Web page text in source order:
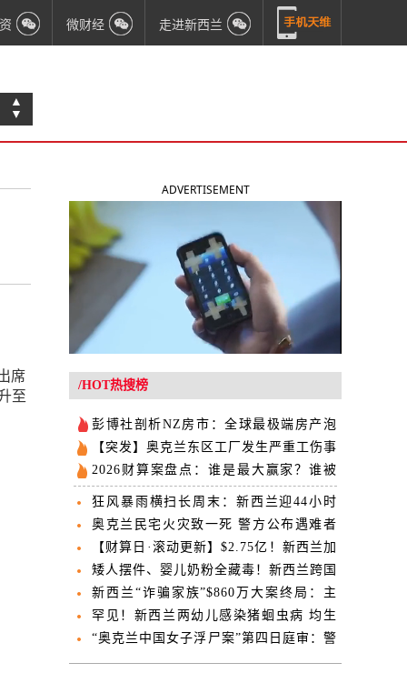
微财经 走进新西兰
▲
▼
席
至
ADVERTISEMENT
/HOT热搜榜
彭博社剖析NZ房市：全球最极端房产泡
沫破裂，正绑架整个国家经济
【突发】奥克兰东区工厂发生严重工伤事
故 导致一死一重伤
2026财算案盘点：谁是最大赢家？谁被
无情抛弃？
狂风暴雨横扫长周末：新西兰迎44小时
恶劣天气
奥克兰民宅火灾致一死 警方公布遇难者
姓名
【财算日·滚动更新】$2.75亿！新西兰加
强外交和对外援助计划
矮人摆件、婴儿奶粉全藏毒！新西兰跨国
“暗网”毒枭获刑12年
新西兰“诈骗家族”$860万大案终局：主
犯突然认罪 全家已四散逃亡
罕见！新西兰两幼儿感染猪蛔虫病 均生
活在北地农场
“奥克兰中国女子浮尸案”第四日庭审：警
方披露死者身份确认过程